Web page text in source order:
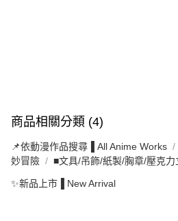
商品相關分類 (4)
📌依動漫作品搜尋▐ All Anime Works
妙冒險
■文具/吊飾/紙製/胸章/壓克力
✨新品上市▐ New Arrival